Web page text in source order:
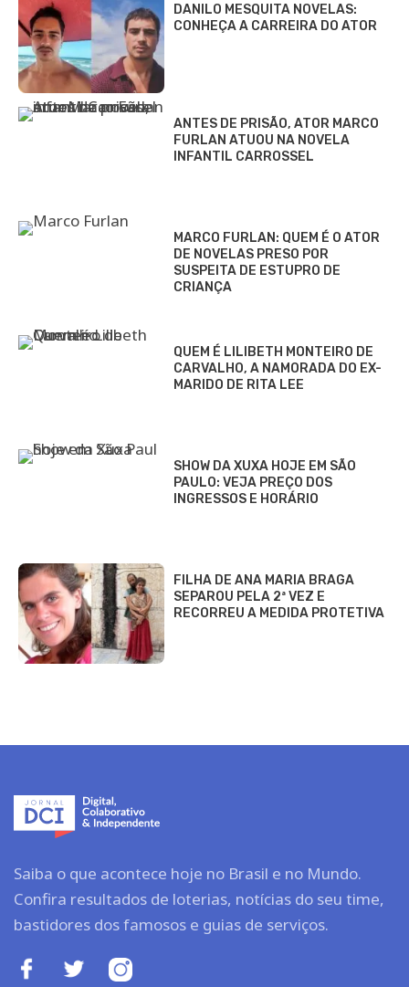
DANILO MESQUITA NOVELAS:
CONHEÇA A CARREIRA DO ATOR
ANTES DE PRISÃO, ATOR MARCO
FURLAN ATUOU NA NOVELA
INFANTIL CARROSSEL
MARCO FURLAN: QUEM É O ATOR
DE NOVELAS PRESO POR
SUSPEITA DE ESTUPRO DE
CRIANÇA
QUEM É LILIBETH MONTEIRO DE
CARVALHO, A NAMORADA DO EX-
MARIDO DE RITA LEE
SHOW DA XUXA HOJE EM SÃO
PAULO: VEJA PREÇO DOS
INGRESSOS E HORÁRIO
FILHA DE ANA MARIA BRAGA
SEPAROU PELA 2ª VEZ E
RECORREU A MEDIDA PROTETIVA
Saiba o que acontece hoje no Brasil e no Mundo.
Confira resultados de loterias, notícias do seu time,
bastidores dos famosos e guias de serviços.